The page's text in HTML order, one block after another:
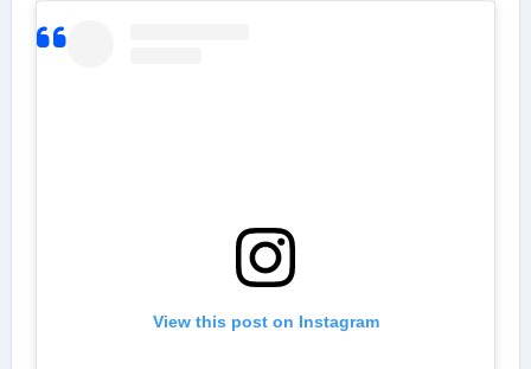
View this post on Instagram